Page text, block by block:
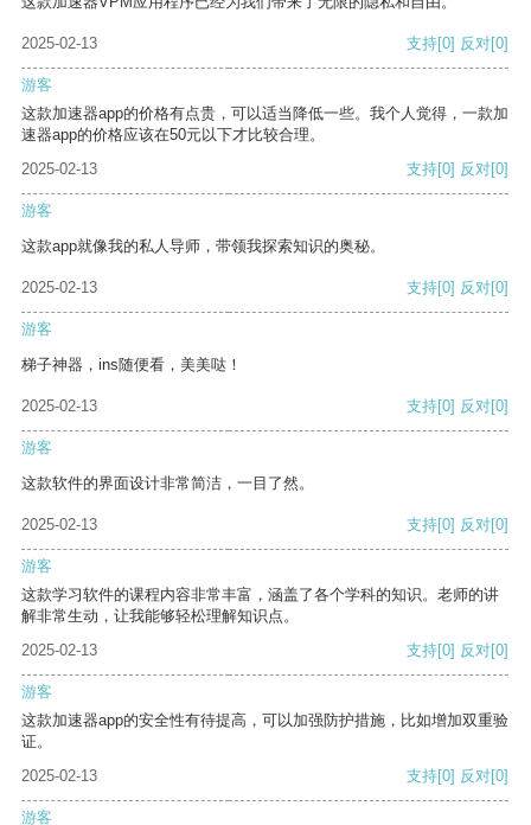
2025-02-13 支持[0] 反对[0]
游客
这款加速器app的价格有点贵，可以适当降低一些。我个人觉得，一款加
速器app的价格应该在50元以下才比较合理。
2025-02-13
支持[0] 反对[0]
游客
这款app就像我的私人导师，带领我探索知识的奥秘。
2025-02-13 支持[0] 反对[0]
游客
梯子神器，ins随便看，美美哒！
2025-02-13 支持[0] 反对[0]
游客
这款软件的界面设计非常简洁，一目了然。
2025-02-13 支持[0] 反对[0]
游客
这款学习软件的课程内容非常丰富，涵盖了各个学科的知识。老师的讲
解非常生动，让我能够轻松理解知识点。
2025-02-13
支持[0] 反对[0]
游客
这款加速器app的安全性有待提高，可以加强防护措施，比如增加双重验
证。
2025-02-13
支持[0] 反对[0]
游客